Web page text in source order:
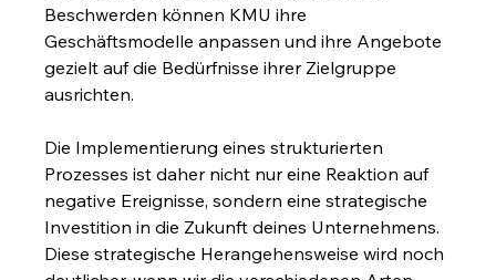
Beschwerden können KMU ihre
Geschäftsmodelle anpassen und ihre Angebote
gezielt auf die Bedürfnisse ihrer Zielgruppe
ausrichten.
Die Implementierung eines strukturierten
Prozesses ist daher nicht nur eine Reaktion auf
negative Ereignisse, sondern eine strategische
Investition in die Zukunft deines Unternehmens.
Diese strategische Herangehensweise wird noch